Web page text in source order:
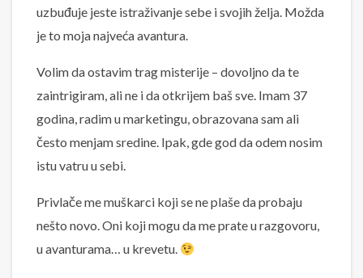
uzbuđuje jeste istraživanje sebe i svojih želja. Možda
je to moja najveća avantura.
Volim da ostavim trag misterije – dovoljno da te
zaintrigiram, ali ne i da otkrijem baš sve. Imam 37
godina, radim u marketingu, obrazovana sam ali
često menjam sredine. Ipak, gde god da odem nosim
istu vatru u sebi.
Privlače me muškarci koji se ne plaše da probaju
nešto novo. Oni koji mogu da me prate u razgovoru,
u avanturama… u krevetu.